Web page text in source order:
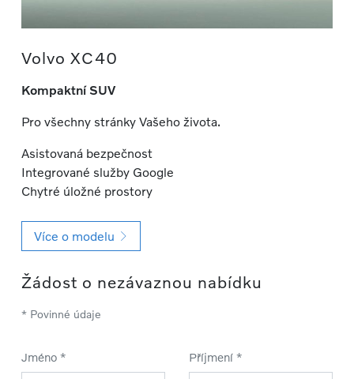
Volvo XC40
Kompaktní SUV
Pro všechny stránky Vašeho života.
Asistovaná bezpečnost
Integrované služby Google
Chytré úložné prostory
Více o modelu
Žádost o nezávaznou nabídku
* Povinné údaje
Jméno * Příjmení *